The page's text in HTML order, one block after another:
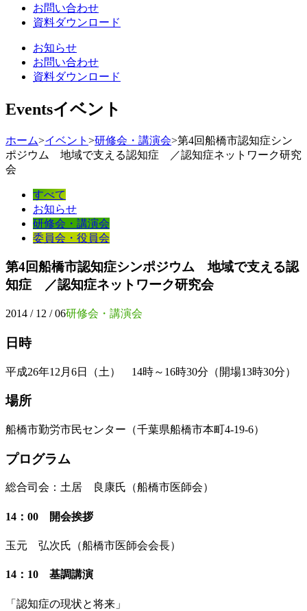
お問い合わせ
資料ダウンロード
お知らせ
お問い合わせ
資料ダウンロード
Eventsイベント
ホーム>イベント >研修会・講演会>第4回船橋市認知症シン
ポジウム 地域で支える認知症 ／認知症ネットワーク研究
会
すべて
お知らせ
研修会・講演会
委員会・役員会
第4回船橋市認知症シンポジウム 地域で支える認
知症 ／認知症ネットワーク研究会
2014 / 12 / 06研修会・講演会
日時
平成26年12月6日（土） 14時～16時30分（開場13時30分）
場所
船橋市勤労市民センター（千葉県船橋市本町4-19-6）
プログラム
総合司会：土居 良康氏（船橋市医師会）
14：00 開会挨拶
玉元 弘次氏（船橋市医師会会長）
14：10 基調講演
「認知症の現状と将来」